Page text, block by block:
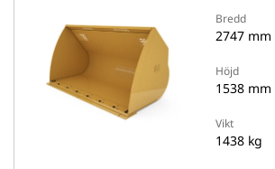
Bredd
2747 mm
Höjd
1538 mm
Vikt
1438 kg